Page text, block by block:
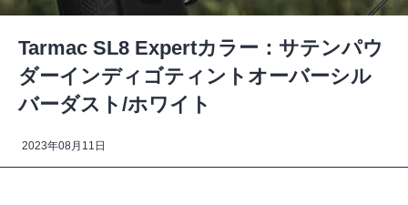
Tarmac SL8 Expertカラー：サテンパウ
ダーインディゴティントオーバーシル
バーダスト/ホワイト
2023年08月11日